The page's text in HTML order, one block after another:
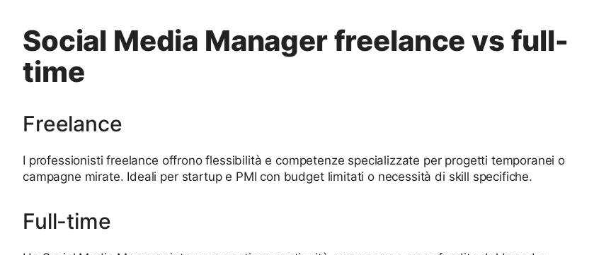
Social Media Manager freelance vs full-
time
Freelance
I professionisti freelance offrono flessibilità e competenze specializzate per progetti temporanei o
campagne mirate. Ideali per startup e PMI con budget limitati o necessità di skill specifiche.
Full-time